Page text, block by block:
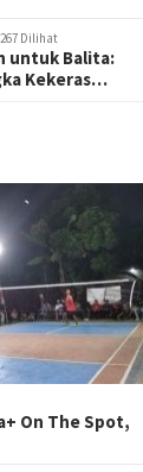
Dilihat
untuk Balita:
Kekeras…
On The Spot,